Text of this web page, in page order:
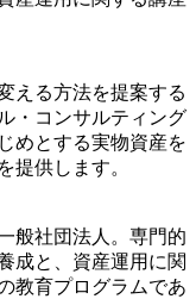
える方法を提案する
・コンサルティング
めとする実物資産を
提供します。
般社団法人。専門的
成と、資産運用に関
教育プログラムであ